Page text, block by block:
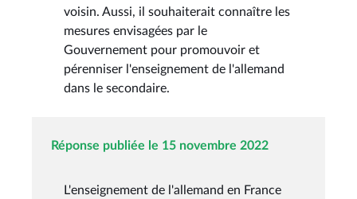
voisin. Aussi, il souhaiterait connaître les
mesures envisagées par le
Gouvernement pour promouvoir et
pérenniser l'enseignement de l'allemand
dans le secondaire.
Réponse publiée le 15 novembre 2022
L'enseignement de l'allemand en France